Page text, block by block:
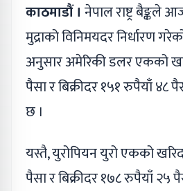
काठमाडौं । नेपाल राष्ट्र बैङ्कले
मुद्राको विनिमयदर निर्धारण
अनुसार अमेरिकी डलर एकको
पैसा र बिक्रीदर १५१ रुपैयाँ ४८
छ ।
यस्तै, युरोपियन युरो एकको
पैसा र बिक्रीदर १७८ रुपैयाँ २५